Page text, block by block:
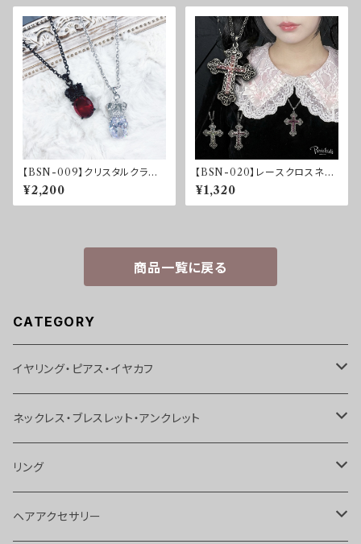
【BSN-009】クリスタルクラウ
ンネックレス
¥2,200
【BSN-020】レースクロスネッ
クレス
¥1,320
商品一覧に戻る
CATEGORY
イヤリング・ピアス・イヤカフ
イヤリング
ピアス
イヤカフス
ネックレス・ブレスレット・アンクレット
ネックレス
ブレスレット
リング
リング
ヘアアクセサリー